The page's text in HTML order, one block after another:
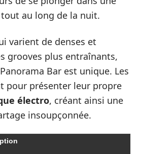
au long de la nuit.
varient de denses et
grooves plus entraînants,
Bar est unique. Les
pour présenter leur propre
électro, créant ainsi une
insoupçonnée.